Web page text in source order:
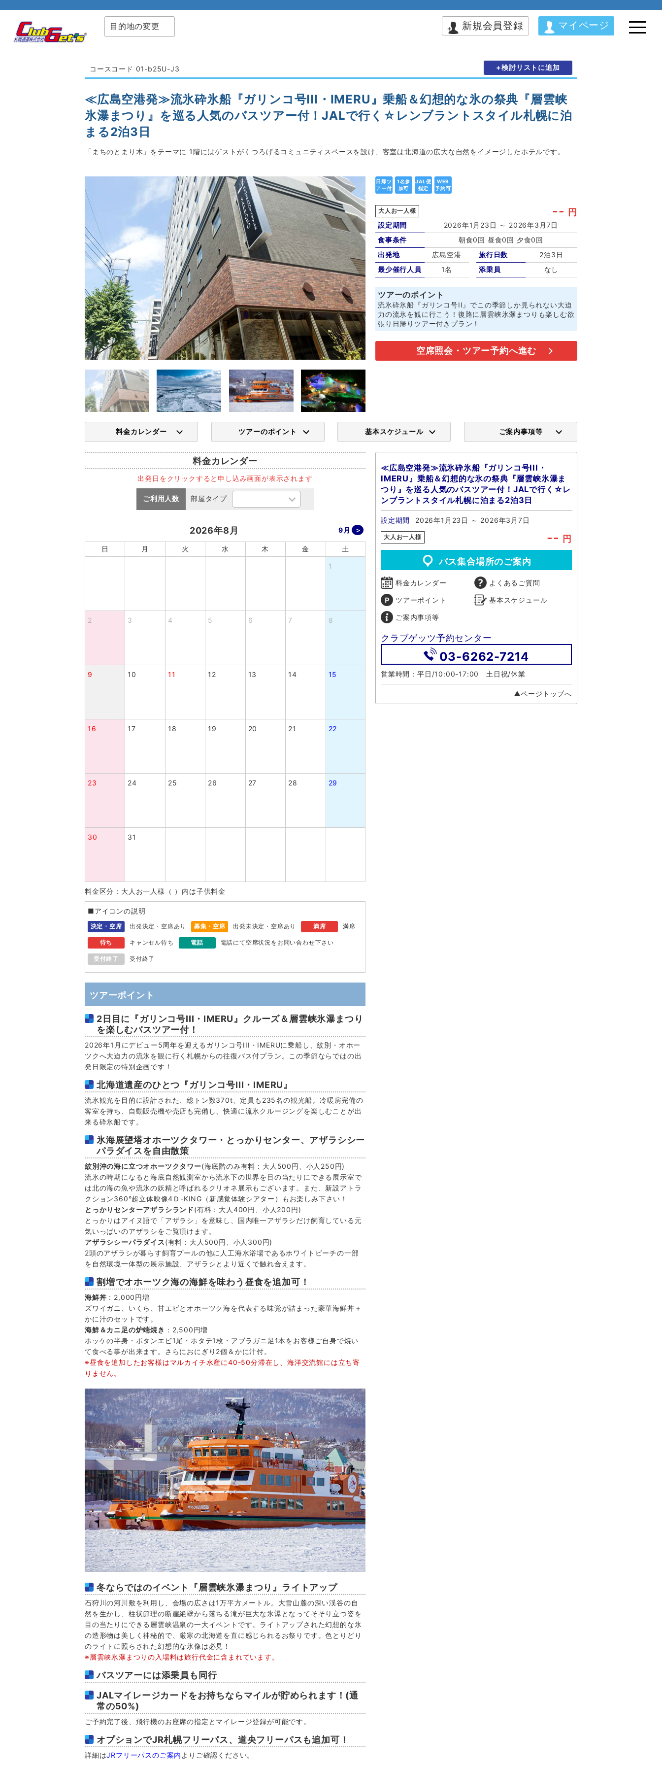
目的地の変更 新規会員登録 マイページ
コースコード 01-b25U-J3 +検討リストに追加
≪広島空港発≫流氷砕氷船『ガリンコ号III・IMERU』乗船＆幻想的な氷の祭典『層雲峡
氷瀑まつり』を巡る人気のバスツアー付！JALで行く☆レンブラントスタイル札幌に泊
まる2泊3日
「まちのとまり木」をテーマに 1階にはゲストがくつろげるコミュニティスペースを設け、客室は北海道の広大な自然をイメージしたホテルです。
日帰ツ
アー付
1名参
加可
JAL便
指定
WEB
予約可
大人お一人様 -- 円
設定期間
2026年1月23日 ～ 2026年3月7日
食事条件
朝食0回 昼食0回 夕食0回
出発地
広島空港
最少催行人員
1名
旅行日数
2泊3日
添乗員
なし
ツアーのポイント
流氷砕氷船『ガリンコ号II』でこの季節しか見られない大迫
力の流氷を観に行こう！復路に層雲峡氷瀑まつりも楽しむ欲
張り日帰りツアー付きプラン！
空席照会・ツアー予約へ進む
料金カレンダー ツアーのポイント 基本スケジュール ご案内事項等
料金カレンダー
出発日をクリックすると申し込み画面が表示されます
ご利用人数 部屋タイプ
2026年8月 9月
日 月 火 水 木 金 土
1
2 3 4 5 6 7 8
9 10 11 12 13 14 15
16 17 18 19 20 21 22
23 24 25 26 27 28 29
30 31
料金区分：大人お一人様（ ）内は子供料金
■アイコンの説明
決定・空席 出発決定・空席あり 募集・空席 出発未決定・空席あり 満席 満席
待ち キャンセル待ち 電話 電話にて空席状況をお問い合わせ下さい
受付終了 受付終了
ツアーポイント
2日目に『ガリンコ号III・IMERU』クルーズ＆層雲峡氷瀑まつり
を楽しむバスツアー付！
2026年1月にデビュー5周年を迎えるガリンコ号III・IMERUに乗船し、紋別・オホー
ツクへ大迫力の流氷を観に行く札幌からの往復バス付プラン。この季節ならではの出
発日限定の特別企画です！
北海道遺産のひとつ『ガリンコ号III・IMERU』
流氷観光を目的に設計された、総トン数370t、定員も235名の観光船。冷暖房完備の
客室を持ち、自動販売機や売店も完備し、快適に流氷クルージングを楽しむことが出
来る砕氷船です。
氷海展望塔オホーツクタワー・とっかりセンター、アザラシシー
パラダイスを自由散策
紋別沖の海に立つオホーツクタワー(海底階のみ有料：大人500円、小人250円)
流氷の時期になると海底自然観測室から流氷下の世界を目の当たりにできる展示室で
は北の海の魚や流氷の妖精と呼ばれるクリオネ展示もございます。また、新設アトラ
クション360°超立体映像4Ｄ-KING（新感覚体験シアター）もお楽しみ下さい！
とっかりセンターアザラシランド(有料：大人400円、小人200円)
とっかりはアイヌ語で「アザラシ」を意味し、国内唯一アザラシだけ飼育している元
気いっぱいのアザラシをご覧頂けます。
アザラシシーパラダイス(有料：大人500円、小人300円)
2頭のアザラシが暮らす飼育プールの他に人工海水浴場であるホワイトビーチの一部
を自然環境一体型の展示施設、アザラシとより近くで触れ合えます。
割増でオホーツク海の海鮮を味わう昼食を追加可！
海鮮丼 ：2,000円増
ズワイガニ、いくら、甘エビとオホーツク海を代表する味覚が詰まった豪華海鮮丼＋
かに汁のセットです。
海鮮＆カニ足の炉端焼き ：2,500円増
ホッケの半身・ボタンエビ1尾・ホタテ1枚・アブラガニ足1本をお客様ご自身で焼い
て食べる事が出来ます。さらにおにぎり2個＆かに汁付。
※昼食を追加したお客様はマルカイチ水産に40-50分滞在し、海洋交流館には立ち寄
りません。
冬ならではのイベント『層雲峡氷瀑まつり』ライトアップ
石狩川の河川敷を利用し、会場の広さは1万平方メートル。大雪山麓の深い渓谷の自
然を生かし、柱状節理の断崖絶壁から落ちる滝が巨大な氷瀑となってそそり立つ姿を
目の当たりにできる層雲峡温泉の一大イベントです。ライトアップされた幻想的な氷
の造形物は美しく神秘的で、厳寒の北海道を直に感じられるお祭りです。色とりどり
のライトに照らされた幻想的な氷像は必見！
※層雲峡氷瀑まつりの入場料は旅行代金に含まれています。
バスツアーには添乗員も同行
JALマイレージカードをお持ちならマイルが貯められます！(通
常の50%)
ご予約完了後、飛行機のお座席の指定とマイレージ登録が可能です。
オプションでJR札幌フリーパス、道央フリーパスも追加可！
詳細はJRフリーパスのご案内 よりご確認ください。
≪広島空港発≫流氷砕氷船『ガリンコ号III・
IMERU』乗船＆幻想的な氷の祭典『層雲峡氷瀑ま
つり』を巡る人気のバスツアー付！JALで行く☆レ
ンブラントスタイル札幌に泊まる2泊3日
設定期間 2026年1月23日 ～ 2026年3月7日
大人お一人様 -- 円
バス集合場所のご案内
料金カレンダー よくあるご質問
ツアーポイント 基本スケジュール
ご案内事項等
クラブゲッツ予約センター
03-6262-7214
営業時間：平日/10:00-17:00 土日祝/休業
▲ページトップへ